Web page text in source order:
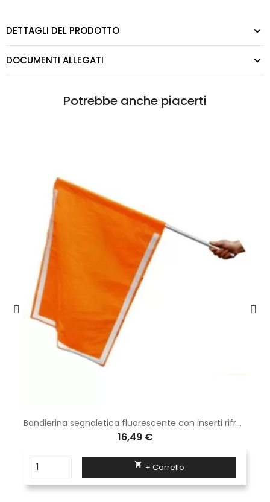
DETTAGLI DEL PRODOTTO
DOCUMENTI ALLEGATI
Potrebbe anche piacerti
Bandierina segnaletica fluorescente con inserti rifrangenti e manico in alluminio
16,49 €
 + Carrello